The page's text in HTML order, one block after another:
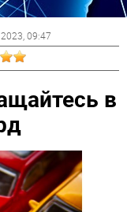
, 09:47
в